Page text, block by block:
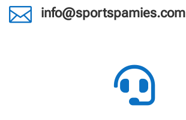
 info@sportspamies.com
